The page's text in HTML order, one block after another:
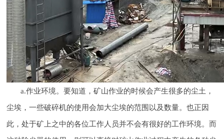
a.作业环境。要知道，矿山作业的时候会产生很多的尘土，
尘埃，一些破碎机的使用会加大尘埃的范围以及数量。也正因
此，处于矿上之中的各位工作人员并不会有很好的工作环境。而